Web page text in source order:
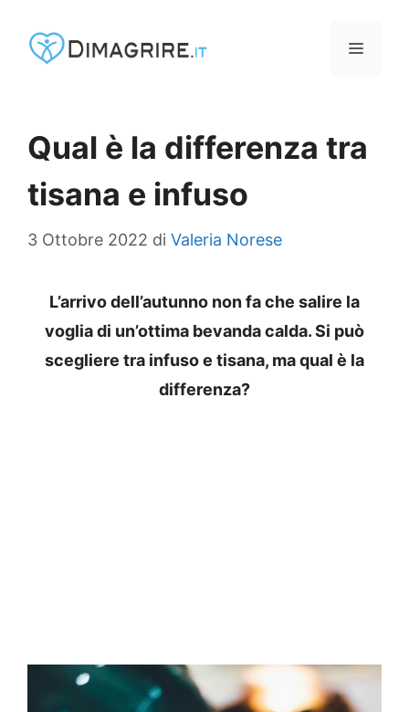
MENU
Qual è la differenza tra
tisana e infuso
3 Ottobre 2022 di Valeria Norese
L’arrivo dell’autunno non fa che salire la
voglia di un’ottima bevanda calda. Si può
scegliere tra infuso e tisana, ma qual è la
differenza?